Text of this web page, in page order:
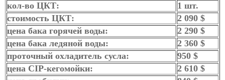
кол-во ЦКТ:
1 шт.
стоимость ЦКТ:
2 090 $
цена бака горячей воды:
2 290 $
цена бака ледяной воды:
2 360 $
проточный охладитель сусла:
950 $
цена CIP-кегомойки:
2 610 $